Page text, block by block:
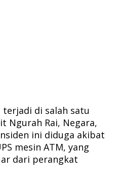
terjadi di salah satu
Ngurah Rai, Negara,
ini diduga akibat
mesin ATM, yang
dari perangkat